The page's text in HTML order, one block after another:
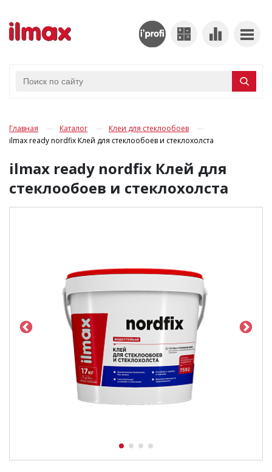
Главная Каталог
Клеи для стеклообоев
ilmax ready nordfix Клей для стеклообоев и стеклохолста
ilmax ready nordfix Клей для
стеклообоев и стеклохолста